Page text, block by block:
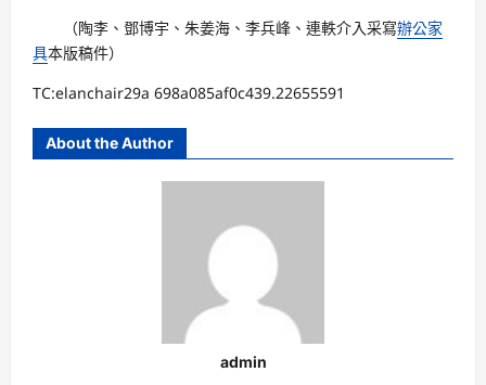
（陶李、鄧博宇、朱姜海、李兵峰、連軼介入采寫辦公家
具本版稿件）
TC:elanchair29a 698a085af0c439.22655591
About the Author
admin